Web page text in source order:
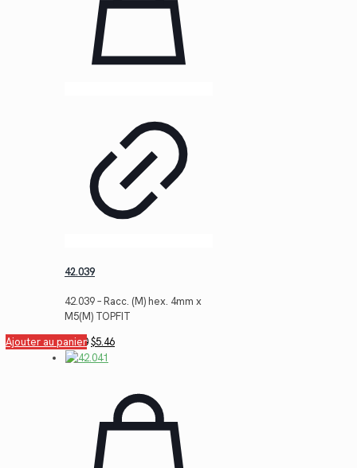
42.039
42.039 – Racc. (M) hex. 4mm x
M5(M) TOPFIT
$7.50Le
prix
$5.46Le
$5.46.
Ajouter au panier